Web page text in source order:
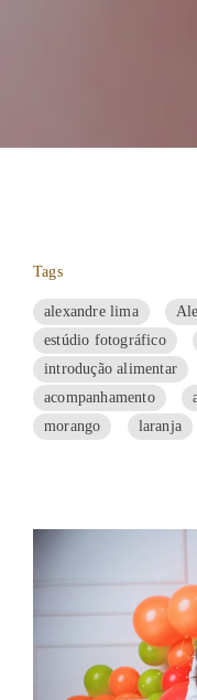
Tags
alexandre lima
estúdio fotográfico
introdução alimentar
acompanhamento
morango
laranja